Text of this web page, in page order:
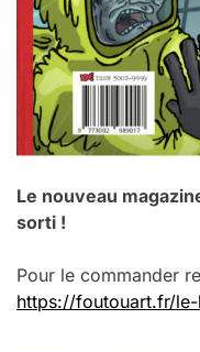
Le nouveau
sorti !
Pour le commander
https://foutouart.fr/